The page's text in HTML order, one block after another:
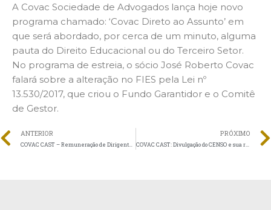
A Covac Sociedade de Advogados lança hoje novo
programa chamado: ‘Covac Direto ao Assunto’ em
que será abordado, por cerca de um minuto, alguma
pauta do Direito Educacional ou do Terceiro Setor.
No programa de estreia, o sócio José Roberto Covac
falará sobre a alteração no FIES pela Lei nº
13.530/2017, que criou o Fundo Garantidor e o Comitê
de Gestor.
ANTERIOR PRÓXIMO
COVAC CAST: Divulgação do CENSO e sua repercussão